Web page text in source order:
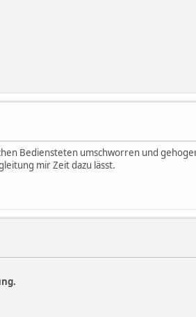
Bediensteten umschworren und
mir Zeit dazu lässt.